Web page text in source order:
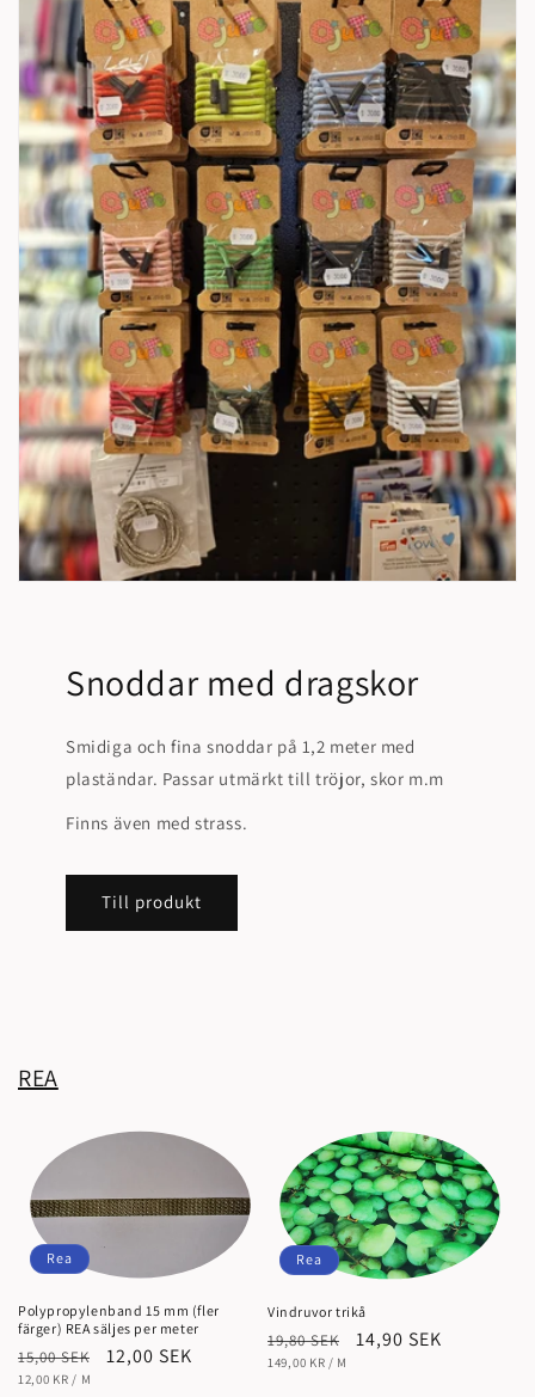
Snoddar med dragskor
Smidiga och fina snoddar på 1,2 meter med
plaständar. Passar utmärkt till tröjor, skor m.m
Finns även med strass.
Till produkt
REA
Rea
Polypropylenband 15 mm (fler
färger) REA säljes per meter
Ordinarie
pris
15,00 SEK Försäljningspris
12,00 SEK
ENHETSPRIS
12,00 KR / PER
M
Rea
Vindruvor trikå
Ordinarie
pris
19,80 SEK Försäljningspris
14,90 SEK
ENHETSPRIS
149,00 KR / PER
M